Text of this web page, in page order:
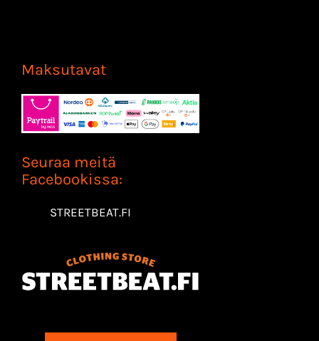
Maksutavat
Seuraa meitä
Facebookissa:
STREETBEAT.FI